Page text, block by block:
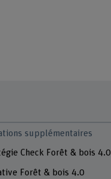
supplémentaires
Check Forêt & bois 4.0
Forêt & bois 4.0